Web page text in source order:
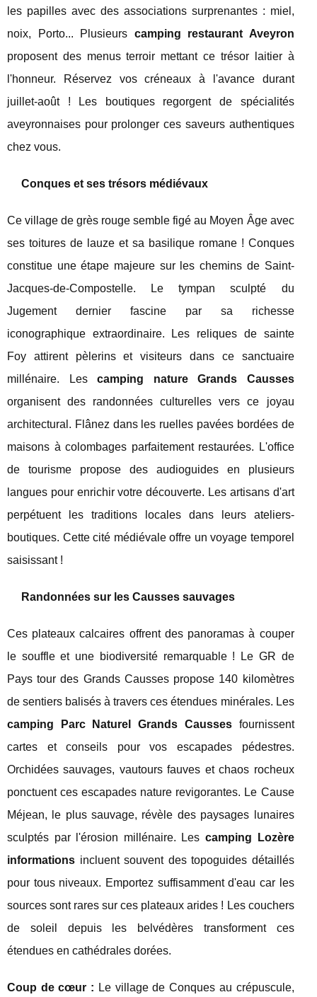
les papilles avec des associations surprenantes : miel,
noix, Porto... Plusieurs camping restaurant Aveyron
proposent des menus terroir mettant ce trésor laitier à
l'honneur. Réservez vos créneaux à l'avance durant
juillet-août ! Les boutiques regorgent de spécialités
aveyronnaises pour prolonger ces saveurs authentiques
chez vous.
Conques et ses trésors médiévaux
Ce village de grès rouge semble figé au Moyen Âge avec
ses toitures de lauze et sa basilique romane ! Conques
constitue une étape majeure sur les chemins de Saint-
Jacques-de-Compostelle. Le tympan sculpté du
Jugement dernier fascine par sa richesse
iconographique extraordinaire. Les reliques de sainte
Foy attirent pèlerins et visiteurs dans ce sanctuaire
millénaire. Lescamping nature Grands Causses
organisent des randonnées culturelles vers ce joyau
architectural. Flânez dans les ruelles pavées bordées de
maisons à colombages parfaitement restaurées. L'office
de tourisme propose des audioguides en plusieurs
langues pour enrichir votre découverte. Les artisans d'art
perpétuent les traditions locales dans leurs ateliers-
boutiques. Cette cité médiévale offre un voyage temporel
saisissant !
Randonnées sur les Causses sauvages
Ces plateaux calcaires offrent des panoramas à couper
le souffle et une biodiversité remarquable ! Le GR de
Pays tour des Grands Causses propose 140 kilomètres
de sentiers balisés à travers ces étendues minérales. Les
camping Parc Naturel Grands Caussesfournissent
cartes et conseils pour vos escapades pédestres.
Orchidées sauvages, vautours fauves et chaos rocheux
ponctuent ces escapades nature revigorantes. Le Cause
Méjean, le plus sauvage, révèle des paysages lunaires
sculptés par l'érosion millénaire. Les camping Lozère
informations incluent souvent des topoguides détaillés
pour tous niveaux. Emportez suffisamment d'eau car les
sources sont rares sur ces plateaux arides ! Les couchers
de soleil depuis les belvédères transforment ces
étendues en cathédrales dorées.
Coup de cœur : Le village de Conques au crépuscule,